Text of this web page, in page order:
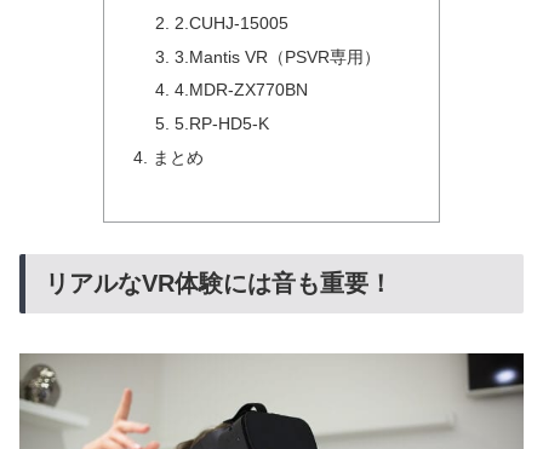
2.CUHJ-15005
3.Mantis VR（PSVR専用）
4.MDR-ZX770BN
5.RP-HD5-K
まとめ
リアルなVR体験には音も重要！